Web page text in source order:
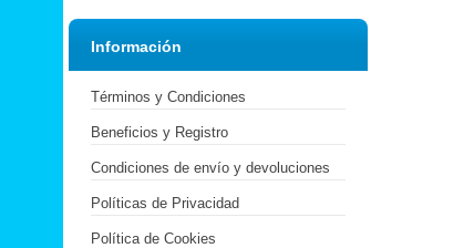
Información
Términos y Condiciones
Beneficios y Registro
Condiciones de envío y devoluciones
Políticas de Privacidad
Política de Cookies